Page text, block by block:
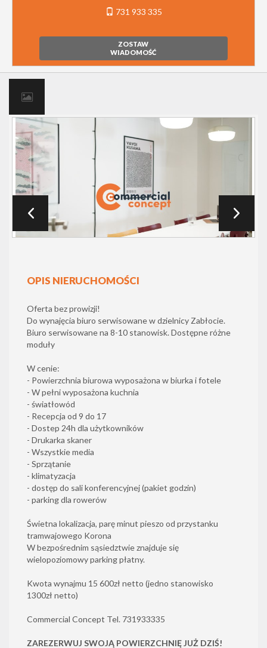
731 933 335
ZOSTAW
WIADOMOŚĆ
OPIS NIERUCHOMOŚCI
Oferta bez prowizji!
Do wynajęcia biuro serwisowane w dzielnicy Zabłocie.
Biuro serwisowane na 8-10 stanowisk. Dostępne różne
moduły
W cenie:
- Powierzchnia biurowa wyposażona w biurka i fotele
- W pełni wyposażona kuchnia
- światłowód
- Recepcja od 9 do 17
- Dostep 24h dla użytkowników
- Drukarka skaner
- Wszystkie media
- Sprzątanie
- klimatyzacja
- dostęp do sali konferencyjnej (pakiet godzin)
- parking dla rowerów
Świetna lokalizacja, parę minut pieszo od przystanku
tramwajowego Korona
W bezpośrednim sąsiedztwie znajduje się
wielopoziomowy parking płatny.
Kwota wynajmu 15 600zł netto (jedno stanowisko
1300zł netto)
Commercial Concept Tel. 731933335
ZAREZERWUJ SWOJĄ POWIERZCHNIĘ JUŻ DZIŚ!